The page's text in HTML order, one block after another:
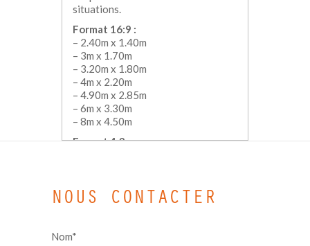
situations.
Format 16:9 :
– 2.40m x 1.40m
– 3m x 1.70m
– 3.20m x 1.80m
– 4m x 2.20m
– 4.90m x 2.85m
– 6m x 3.30m
– 8m x 4.50m
Format 4:3 :
– 4,25m x 3.20m
NOUS CONTACTER
Nom*